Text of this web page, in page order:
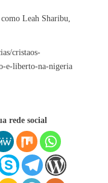
Leah Sharibu,
cristaos-
e-liberto-na-nigeria
rede social